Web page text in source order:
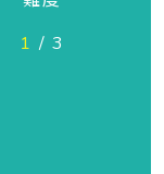
1 / 3